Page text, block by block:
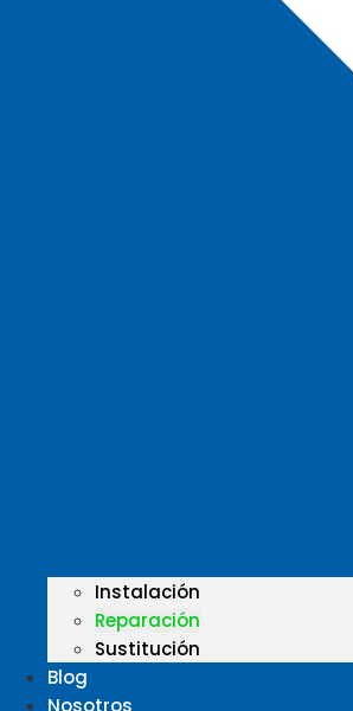
Instalación
Reparación
Sustitución
Blog
Nosotros